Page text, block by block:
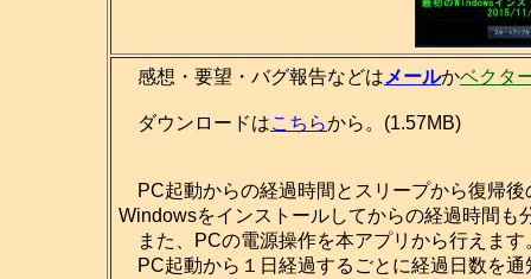
感想・要望・バグ報告などは メールかベクタ
ダウンロードはこちらから。(1.57MB)
PC起動からの経過時間とスリープから復帰
Windowsをインストールしてからの経過時間も
また、PCの電源操作を本アプリから行えます
PC起動から１日経過するごとに経過日数を通